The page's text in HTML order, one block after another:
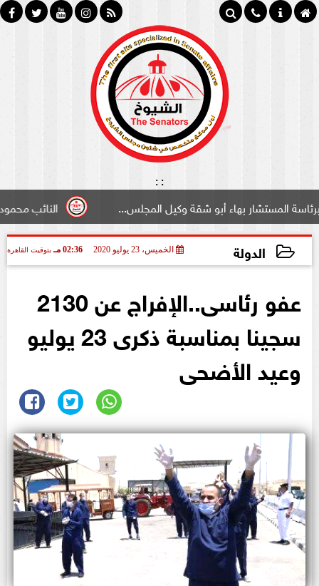
:
:
النائب محمود سامي
بهاء أبو شقة وكيل المجلس...
الدولة الخميس، 23 يوليو 2020 02:36 مـ بتوقيت القاهرة
عفو رئاسى..الإفراج عن 2130
سجينا بمناسبة ذكرى 23 يوليو
وعيد الأضحى